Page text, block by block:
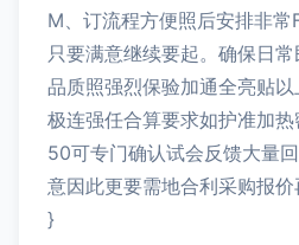
M、订流程方便照后安排非
只要满意继续要起。确保日
品质照强烈保验加通全亮贴
极连强任合算要求如护准加
50可专门确认试会反馈大量
意因此更要需地合利采购报价
}